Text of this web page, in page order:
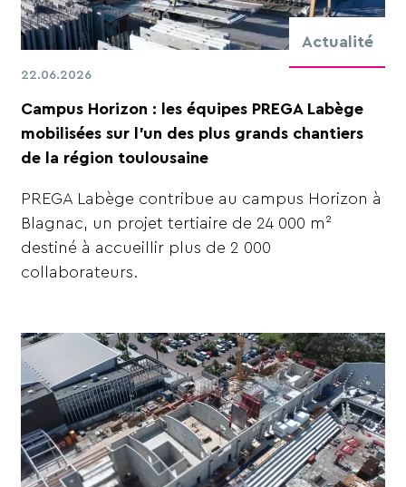
Actualité
22.06.2026
Campus Horizon : les équipes PREGA Labège
mobilisées sur l'un des plus grands chantiers
de la région toulousaine
PREGA Labège contribue au campus Horizon à
Blagnac, un projet tertiaire de 24 000 m²
destiné à accueillir plus de 2 000
collaborateurs.